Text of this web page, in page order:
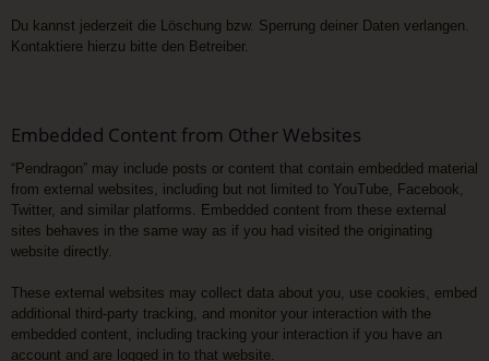
Du kannst jederzeit die Löschung bzw. Sperrung deiner Daten verlangen.
Kontaktiere hierzu bitte den Betreiber.
Embedded Content from Other Websites
“Pendragon” may include posts or content that contain embedded material
from external websites, including but not limited to YouTube, Facebook,
Twitter, and similar platforms. Embedded content from these external
sites behaves in the same way as if you had visited the originating
website directly.
These external websites may collect data about you, use cookies, embed
additional third-party tracking, and monitor your interaction with the
embedded content, including tracking your interaction if you have an
account and are logged in to that website.